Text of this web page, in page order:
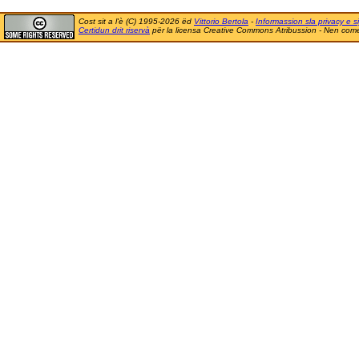
Cost sit a l'è (C) 1995-2026 ëd Vittorio Bertola - Informassion sla privacy e
Certidun drit riservà për la licensa Creative Commons Atribussion - Nen